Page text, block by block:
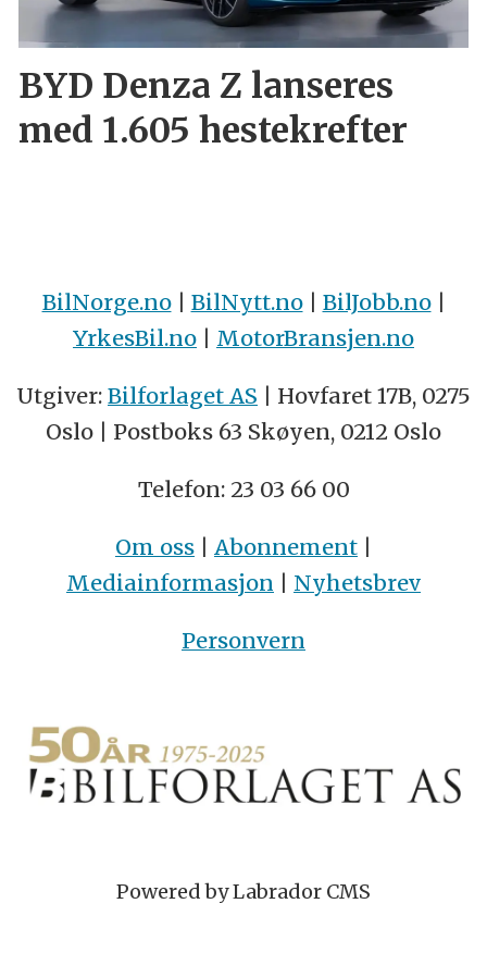
BYD Denza Z lanseres
med 1.605 hestekrefter
BilNorge.no| BilNytt.no| BilJobb.no|
YrkesBil.no | MotorBransjen.no
Utgiver: Bilforlaget AS | Hovfaret 17B, 0275
Oslo | Postboks 63 Skøyen, 0212 Oslo
Telefon: 23 03 66 00
Om oss | Abonnement |
Mediainformasjon | Nyhetsbrev
Personvern
Powered by Labrador CMS